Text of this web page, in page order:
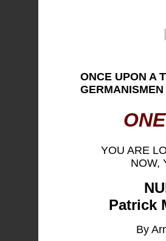
ONCE UPON A
GERMANISMEN
YOU ARE
NOW,
Patrick
By